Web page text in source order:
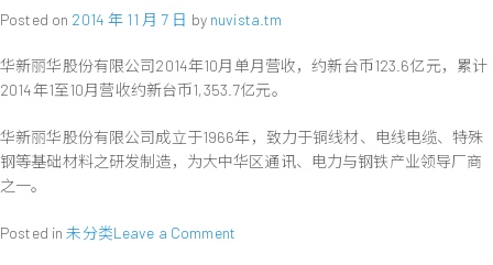
造
慧
工
城、
开
能
份
限
公
公
布
11
Posted on 2014 年 11 月 7 日 by nuvista.tm
华新丽华股份有限公司2014年10月单月营收，约新台币123.6亿元，累计
2014年1至10月营收约新台币1,353.7亿元。
华新丽华股份有限公司成立于1966年，致力于铜线材、电线电缆、特殊
钢等基础材料之研发制造，为大中华区通讯、电力与钢铁产业领导厂商
之一。
Posted in未分类Leave a Commenton